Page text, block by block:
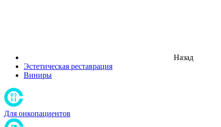
Назад
Эстетическая реставрация
Виниры
Для онкопациентов